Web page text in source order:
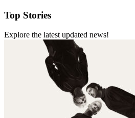
Top Stories
Explore the latest updated news!